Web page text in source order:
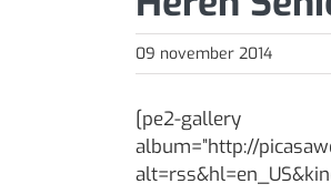
09 november 2014
[pe2-gallery
album=”http://